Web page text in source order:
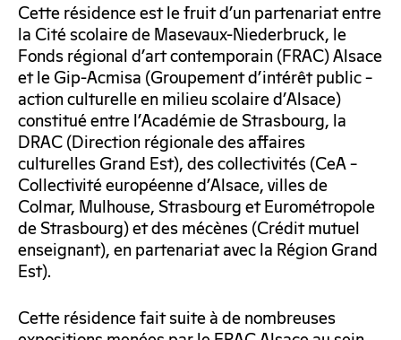
Cette résidence est le fruit d’un partenariat entre
la Cité scolaire de Masevaux-Niederbruck, le
Fonds régional d’art contemporain (FRAC) Alsace
et le Gip-Acmisa (Groupement d’intérêt public –
action culturelle en milieu scolaire d’Alsace)
constitué entre l’Académie de Strasbourg, la
DRAC (Direction régionale des affaires
culturelles Grand Est), des collectivités (CeA –
Collectivité européenne d’Alsace, villes de
Colmar, Mulhouse, Strasbourg et Eurométropole
de Strasbourg) et des mécènes (Crédit mutuel
enseignant), en partenariat avec la Région Grand
Est).
Cette résidence fait suite à de nombreuses